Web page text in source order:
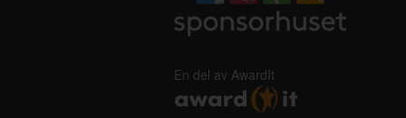
En del av AwardIt